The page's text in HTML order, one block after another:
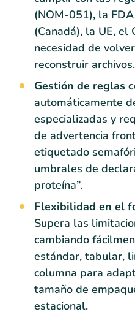
(NOM-051), la
(Canadá), la UE, el
necesidad de
reconstruir archivos.
Gestión de reglas
automáticamente
especializadas y
de advertencia
etiquetado
umbrales de
proteína”.
Flexibilidad en el
Supera las
cambiando
estándar, tabular,
columna para
tamaño de
estacional.